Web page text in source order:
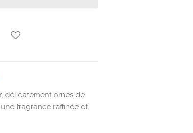
délicatement ornés de
fragrance raffinée et